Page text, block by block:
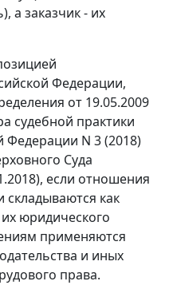
а заказчик - их
Федерации,
от 19.05.2009
судебной практики
Федерации N 3 (2018)
Суда
если отношения
складываются как
юридического
применяются
и иных
права.